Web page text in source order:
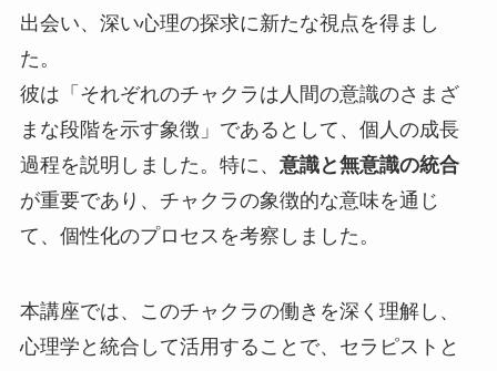
出会い、深い心理の探求に新たな視点を得まし
た。
彼は「それぞれのチャクラは人間の意識のさまざ
まな段階を示す象徴」であるとして、個人の成長
過程を説明しました。特に、 意識と無意識の統合
が重要であり、チャクラの象徴的な意味を通じ
て、個性化のプロセスを考察しました。
本講座では、このチャクラの働きを深く理解し、
心理学と統合して活用することで、セラピストと